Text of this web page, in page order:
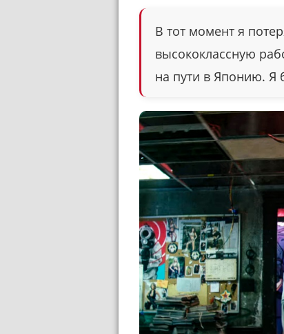
В тот момент я
высококлассную
на пути в Японию. Я